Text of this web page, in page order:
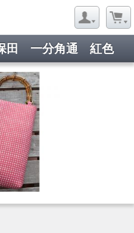
田 一分角通 紅色